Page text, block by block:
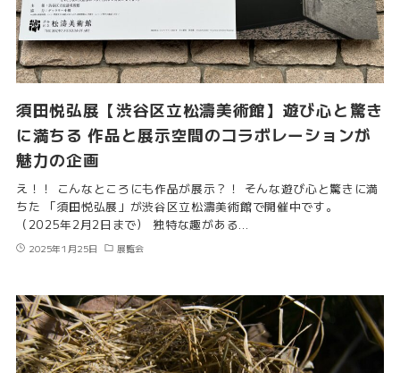
須田悦弘展【渋谷区立松濤美術館】遊び心と驚き
に満ちる 作品と展示空間のコラボレーションが
魅力の企画
え！！ こんなところにも作品が展示？！ そんな遊び心と驚きに満
ちた 「須田悦弘展」が渋谷区立松濤美術館で開催中です。
（2025年2月2日まで） 独特な趣がある…
2025年1月25日 展覧会